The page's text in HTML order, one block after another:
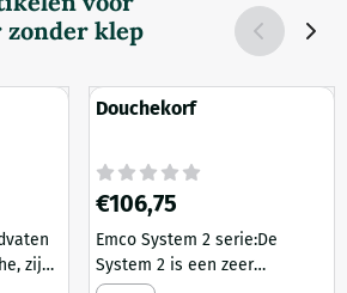
klep
zijn
Douchekorf
Prijs: 106,75
€106,75
Emco System 2 serie:De
System 2 is een zeer